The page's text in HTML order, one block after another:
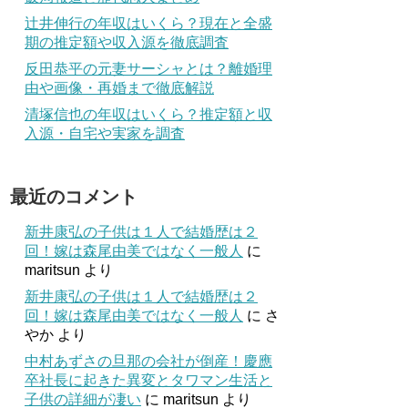
辻井伸行の年収はいくら？現在と全盛
期の推定額や収入源を徹底調査
反田恭平の元妻サーシャとは？離婚理
由や画像・再婚まで徹底解説
清塚信也の年収はいくら？推定額と収
入源・自宅や実家を調査
最近のコメント
新井康弘の子供は１人で結婚歴は２
回！嫁は森尾由美ではなく一般人 に
maritsun より
新井康弘の子供は１人で結婚歴は２
回！嫁は森尾由美ではなく一般人 に さ
やか より
中村あずさの旦那の会社が倒産！慶應
卒社長に起きた異変とタワマン生活と
子供の詳細が凄い に maritsun より